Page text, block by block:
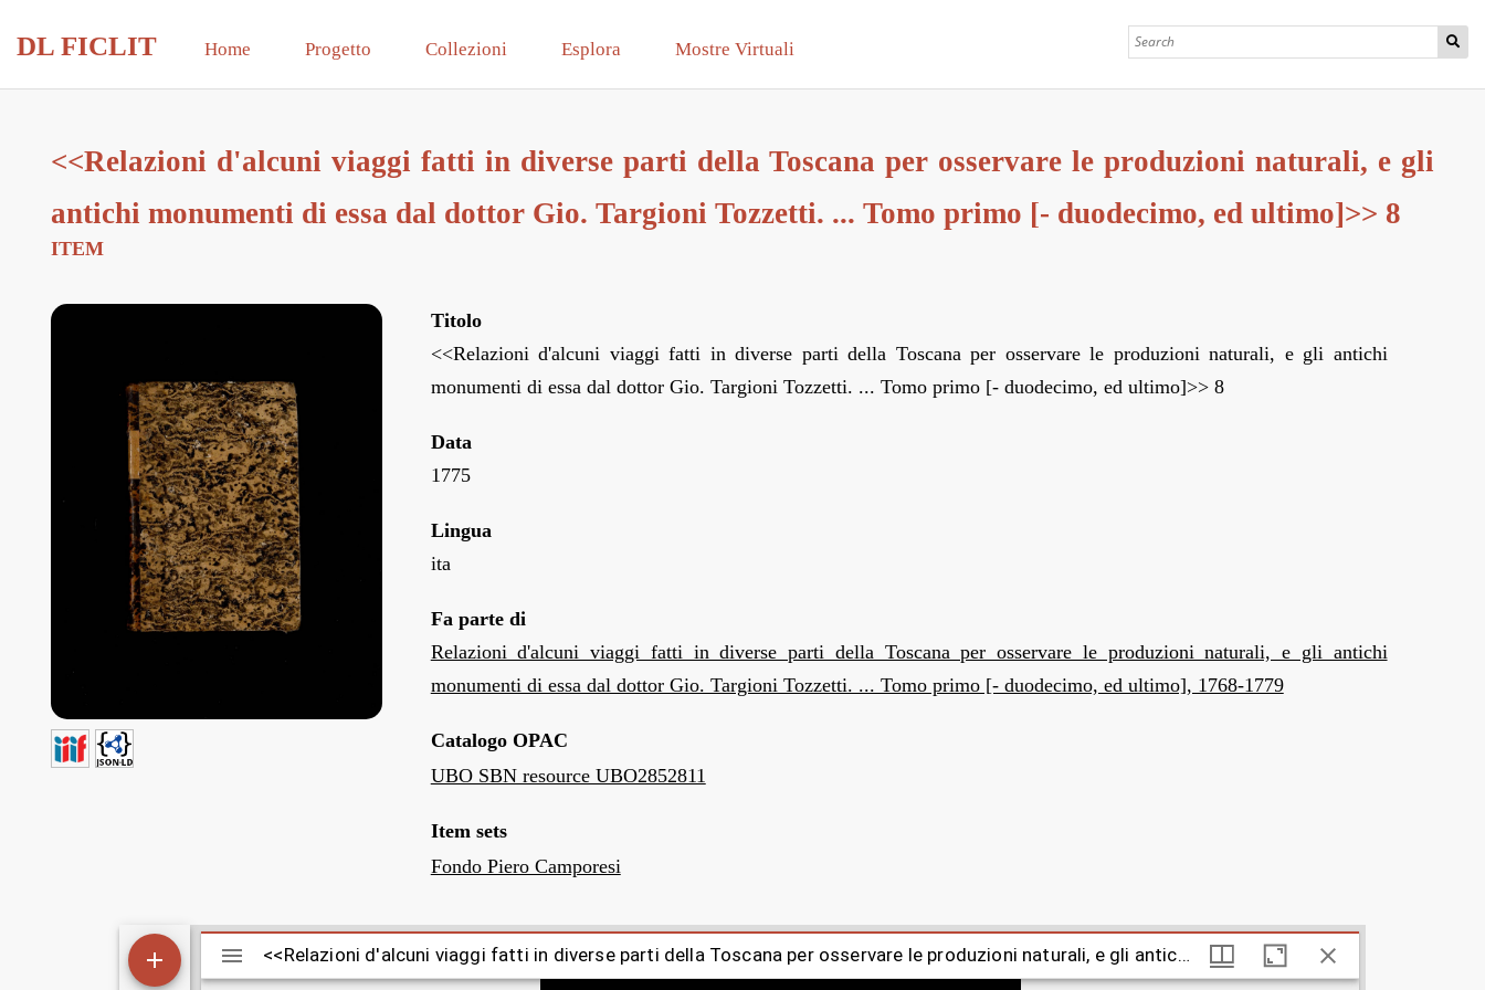
DL FICLIT Home Progetto Collezioni Esplora Mostre Virtuali
<<Relazioni d'alcuni viaggi fatti in diverse parti della Toscana per osservare le produzioni naturali, e gli
antichi monumenti di essa dal dottor Gio. Targioni Tozzetti. ... Tomo primo [- duodecimo, ed ultimo]>> 8
ITEM
Titolo
<<Relazioni d'alcuni viaggi fatti in diverse parti della Toscana per osservare le produzioni naturali, e gli antichi
monumenti di essa dal dottor Gio. Targioni Tozzetti. ... Tomo primo [- duodecimo, ed ultimo]>> 8
Data
1775
Lingua
ita
Fa parte di
Relazioni d'alcuni viaggi fatti in diverse parti della Toscana per osservare le produzioni naturali, e gli antichi
monumenti di essa dal dottor Gio. Targioni Tozzetti. ... Tomo primo [- duodecimo, ed ultimo], 1768-1779
Catalogo OPAC
UBO SBN resource UBO2852811
Item sets
Fondo Piero Camporesi
M
<<Relazioni d'alcuni viaggi fatti in diverse parti della Toscana per osservare le produzioni naturali, e gli antichi monumenti di essa dal dottor Gio. Targioni Tozzetti. ... Tomo primo [- duodecimo, ed ultimo]>> 8